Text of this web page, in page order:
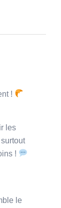
!
les
!
le